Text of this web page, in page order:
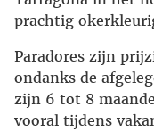
prachtig
Paradores zijn
ondanks de
zijn 6 tot 8
vooral tijdens